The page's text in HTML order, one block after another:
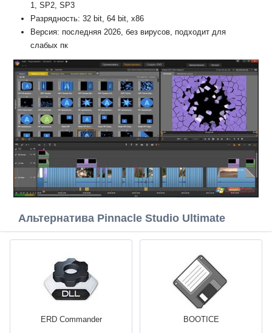
1, SP2, SP3
Разрядность: 32 bit, 64 bit, x86
Версия: последняя 2026, без вирусов, подходит для
слабых пк
Альтернатива Pinnacle Studio Ultimate
ERD Commander BOOTICE